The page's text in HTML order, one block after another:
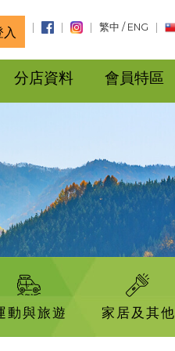
入 繁中 / ENG
分店資料 會員特區
動與旅遊 家居及其他